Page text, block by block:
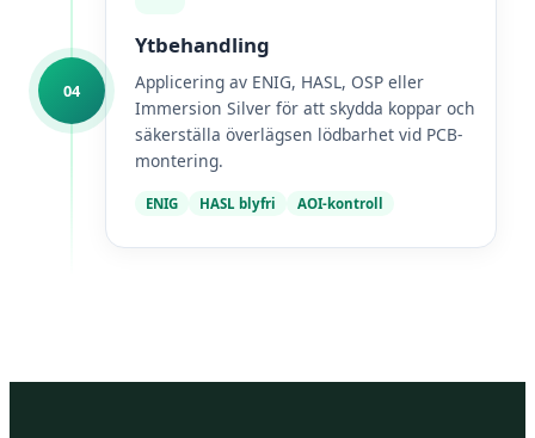
04
Ytbehandling
Applicering av ENIG, HASL, OSP eller
Immersion Silver för att skydda koppar och
säkerställa överlägsen lödbarhet vid PCB-
montering.
ENIG HASL blyfri AOI-kontroll